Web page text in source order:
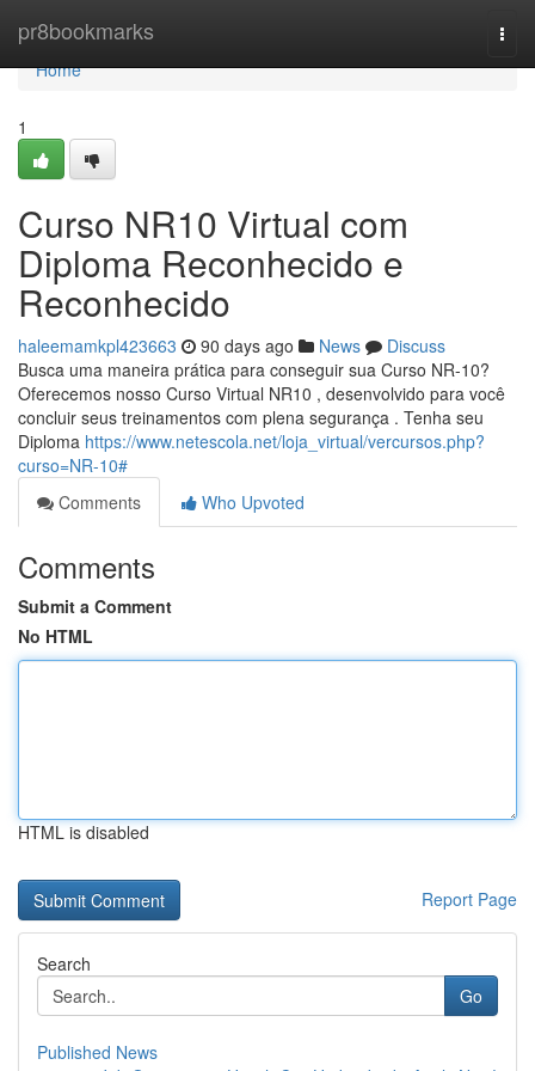
pr8bookmarks
Home
Home
1
Curso NR10 Virtual com
Diploma Reconhecido e
Reconhecido
haleemamkpl423663 90 days ago News
Discuss
Busca uma maneira prática para conseguir sua Curso NR-10?
Oferecemos nosso Curso Virtual NR10 , desenvolvido para você
concluir seus treinamentos com plena segurança . Tenha seu
Diploma https://www.netescola.net/loja_virtual/vercursos.php?
curso=NR-10#
Comments
Who Upvoted
Comments
Submit a Comment
No HTML
HTML is disabled
Report Page
Search
Go
Published News